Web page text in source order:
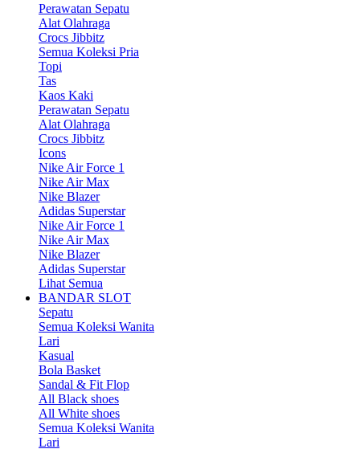
Perawatan Sepatu
Alat Olahraga
Crocs Jibbitz
Semua Koleksi Pria
Topi
Tas
Kaos Kaki
Perawatan Sepatu
Alat Olahraga
Crocs Jibbitz
Icons
Nike Air Force 1
Nike Air Max
Nike Blazer
Adidas Superstar
Nike Air Force 1
Nike Air Max
Nike Blazer
Adidas Superstar
Lihat Semua
BANDAR SLOT
Sepatu
Semua Koleksi Wanita
Lari
Kasual
Bola Basket
Sandal & Fit Flop
All Black shoes
All White shoes
Semua Koleksi Wanita
Lari